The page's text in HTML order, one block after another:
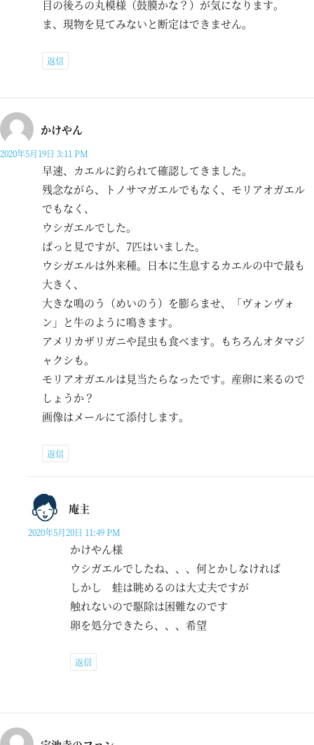
目の後ろの丸模様（鼓膜かな？）が気になります。
ま、現物を見てみないと断定はできません。
返信
かけやん
2020年5月19日 3:11 PM
早速、カエルに釣られて確認してきました。
残念ながら、トノサマガエルでもなく、モリアオガエル
でもなく、
ウシガエルでした。
ぱっと見ですが、7匹はいました。
ウシガエルは外来種。日本に生息するカエルの中で最も
大きく、
大きな鳴のう（めいのう）を膨らませ、「ヴォンヴォ
ン」と牛のように鳴きます。
アメリカザリガニや昆虫も食べます。もちろんオタマジ
ャクシも。
モリアオガエルは見当たらなったです。産卵に来るので
しょうか？
画像はメールにて添付します。
返信
庵主
2020年5月20日 11:49 PM
かけやん様
ウシガエルでしたね、、、何とかしなければ
しかし 蛙は眺めるのは大丈夫ですが
触れないので駆除は困難なのです
卵を処分できたら、、、希望
返信